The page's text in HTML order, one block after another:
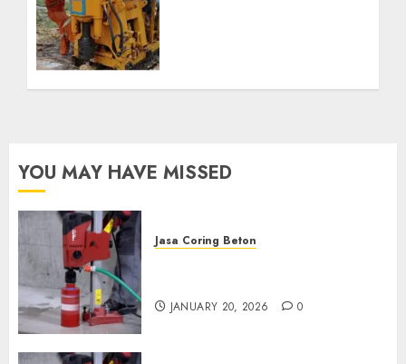
YOU MAY HAVE MISSED
Jasa Coring Beton
JANUARY 20, 2026 0